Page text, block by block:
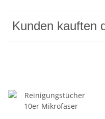
Kunden kauften